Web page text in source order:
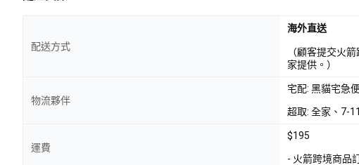
配送方式
海外直送
（顧客提交火
家提供。）
物流夥伴
宅配: 黑貓宅急
超取: 全家、7-11
運費
$195
- 火箭跨境商品